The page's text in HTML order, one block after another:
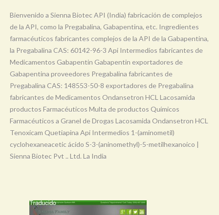
Bienvenido a Sienna Biotec API (India) fabricación de complejos
de la API, como la Pregabalina, Gabapentina, etc. Ingredientes
farmacéuticos fabricantes complejos de la API de la Gabapentina,
la Pregabalina CAS: 60142-96-3 Api Intermedios fabricantes de
Medicamentos Gabapentin Gabapentin exportadores de
Gabapentina proveedores Pregabalina fabricantes de
Pregabalina CAS: 148553-50-8 exportadores de Pregabalina
fabricantes de Medicamentos Ondansetron HCL Lacosamida
productos Farmacéuticos Multa de productos Químicos
Farmacéuticos a Granel de Drogas Lacosamida Ondansetron HCL
Tenoxicam Quetiapina Api Intermedios 1-(aminometil)
cyclohexaneacetic ácido S-3-(aninomethyl)-5-metilhexanoico |
Sienna Biotec Pvt .. Ltd. La India